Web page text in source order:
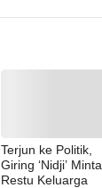
Terjun ke Politik,
Giring ‘Nidji’ Minta
Restu Keluarga